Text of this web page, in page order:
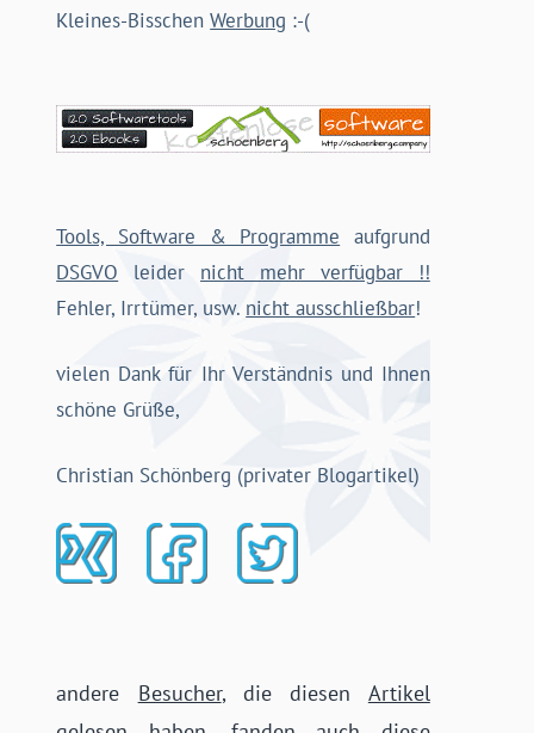
Kleines-BisschenWerbung :-(
Tools, Software & Programme aufgrund
DSGVO leider nicht mehr verfügbar !!
Fehler, Irrtümer, usw. nicht ausschließbar!
vielen Dank für Ihr Verständnis und Ihnen
schöne Grüße,
Christian Schönberg (privater Blogartikel)
andere Besucher, die diesen Artikel